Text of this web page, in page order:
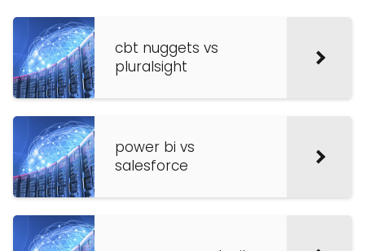
cbt nuggets vs
pluralsight
power bi vs
salesforce